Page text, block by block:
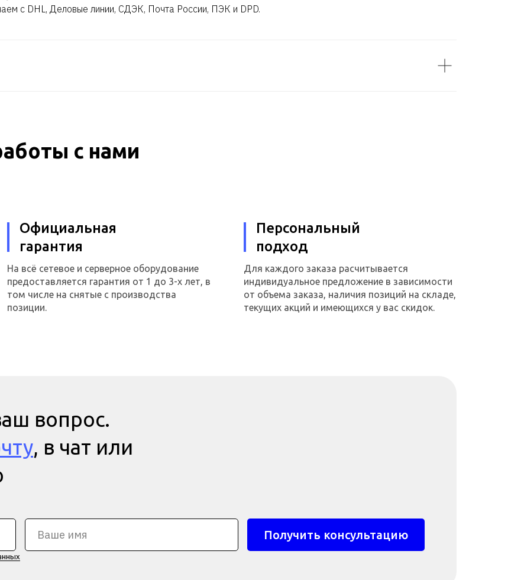
с DHL, Деловые линии, СДЭК, Почта России, ПЭК и DPD.
с нами
Официальная
гарантия
На всё сетевое и серверное оборудование
предоставляется гарантия от 1 до 3-х лет, в
том числе на снятые с производства
позиции.
Персональный
подход
Для каждого заказа расчитывается
индивидуальное предложение в зависимости
от объема заказа, наличия позиций на складе,
текущих акций и имеющихся у вас скидок.
вопрос.
, в чат или
Получить консультацию